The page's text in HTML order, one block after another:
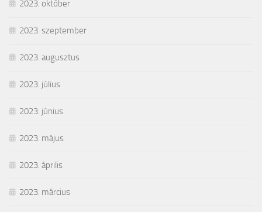
2023. október
2023. szeptember
2023. augusztus
2023. július
2023. június
2023. május
2023. április
2023. március